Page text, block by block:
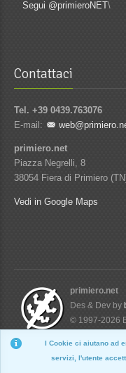
Segui @primieroNET\
Contattaci
Tel. +39 0439.763076
E-mail:
primiero.net
Piazza Negrelli, 8
38054 Fiera di Primiero
Vedi in Google Maps
primiero.net
Des & Dev by
© 1997-2026
I Cookie ci aiutano ad
servizi, l'utente